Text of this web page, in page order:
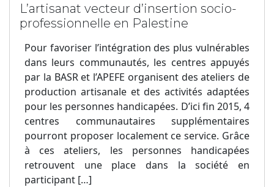
L’artisanat vecteur d’insertion socio-
professionnelle en Palestine
Pour favoriser l’intégration des plus vulnérables
dans leurs communautés, les centres appuyés
par la BASR et l’APEFE organisent des ateliers de
production artisanale et des activités adaptées
pour les personnes handicapées. D’ici fin 2015, 4
centres communautaires supplémentaires
pourront proposer localement ce service. Grâce
à ces ateliers, les personnes handicapées
retrouvent une place dans la société en
participant […]